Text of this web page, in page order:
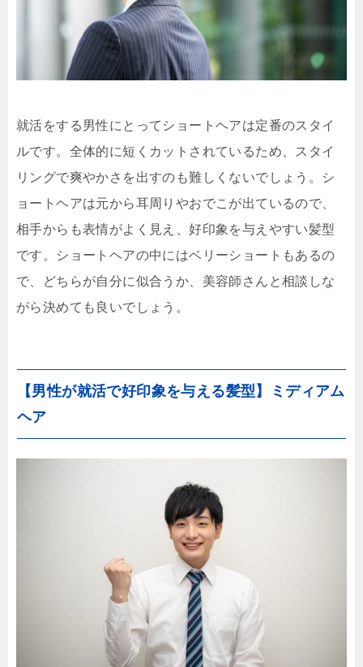
就活をする男性にとってショートヘアは定番のスタイ
ルです。全体的に短くカットされているため、スタイ
リングで爽やかさを出すのも難しくないでしょう。シ
ョートヘアは元から耳周りやおでこが出ているので、
相手からも表情がよく見え、好印象を与えやすい髪型
です。ショートヘアの中にはベリーショートもあるの
で、どちらが自分に似合うか、美容師さんと相談しな
がら決めても良いでしょう。
【男性が就活で好印象を与える髪型】ミディアム
ヘア